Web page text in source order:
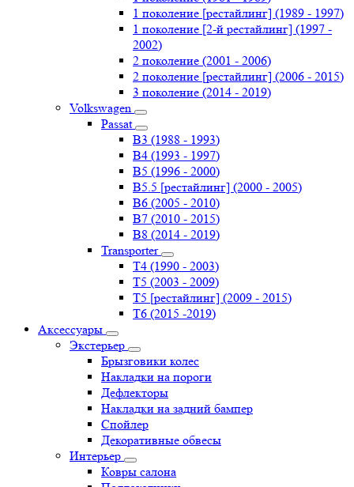
1 поколение [рестайлинг] (1989 - 1997)
1 поколение [2-й рестайлинг] (1997 -
2002)
2 поколение (2001 - 2006)
2 поколение [рестайлинг] (2006 - 2015)
3 поколение (2014 - 2019)
Volkswagen
Passat
B3 (1988 - 1993)
B4 (1993 - 1997)
B5 (1996 - 2000)
B5.5 [рестайлинг] (2000 - 2005)
B6 (2005 - 2010)
B7 (2010 - 2015)
B8 (2014 - 2019)
Transporter
Т4 (1990 - 2003)
Т5 (2003 - 2009)
Т5 [рестайлинг] (2009 - 2015)
Т6 (2015 -2019)
Аксессуары
Экстерьер
Брызговики колес
Накладки на пороги
Дефлекторы
Накладки на задний бампер
Спойлер
Декоративные обвесы
Интерьер
Ковры салона